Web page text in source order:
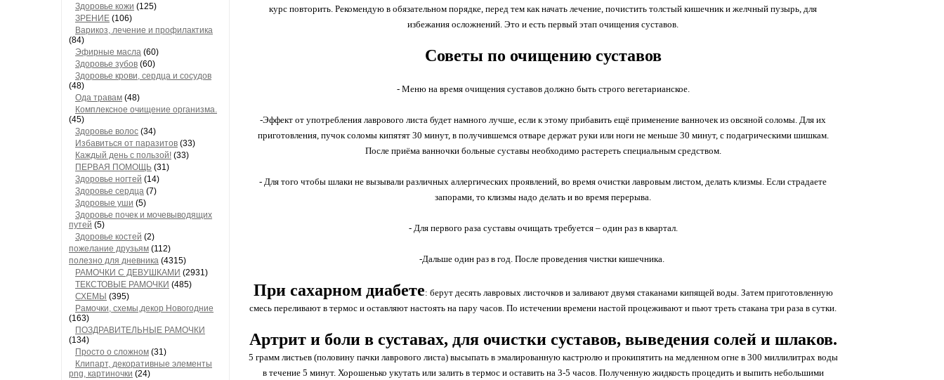
Здоровье кожи (125)
ЗРЕНИЕ (106)
Варикоз, лечение и профилактика
(84)
Эфирные масла (60)
Здоровье зубов (60)
Здоровье крови, сердца и сосудов
(48)
Ода травам (48)
Комплексное очищение организма.
(45)
Здоровье волос (34)
Избавиться от паразитов (33)
Каждый день с пользой! (33)
ПЕРВАЯ ПОМОЩЬ (31)
Здоровье ногтей (14)
Здоровье сердца (7)
Здоровые уши (5)
Здоровье почек и мочевыводящих
путей (5)
Здоровье костей (2)
пожелание друзьям (112)
полезно для дневника (4315)
РАМОЧКИ С ДЕВУШКАМИ (2931)
ТЕКСТОВЫЕ РАМОЧКИ (485)
СХЕМЫ (395)
Рамочки, схемы,декор Новогодние
(163)
ПОЗДРАВИТЕЛЬНЫЕ РАМОЧКИ
(134)
Просто о сложном (31)
Клипарт, декоративные элементы
png, картиночки (24)
курс повторить. Рекомендую в обязательном порядке, перед тем как начать лечение, почистить толстый кишечник и желчный пузырь, для
избежания осложнений. Это и есть первый этап очищения суставов.
Советы по очищению суставов
- Меню на время очищения суставов должно быть строго вегетарианское.
-Эффект от употребления лаврового листа будет намного лучше, если к этому прибавить ещё применение ванночек из овсяной соломы. Для их
приготовления, пучок соломы кипятят 30 минут, в получившемся отваре держат руки или ноги не меньше 30 минут, с подагрическими шишкам.
После приёма ванночки больные суставы необходимо растереть специальным средством.
- Для того чтобы шлаки не вызывали различных аллергических проявлений, во время очистки лавровым листом, делать клизмы. Если страдаете
запорами, то клизмы надо делать и во время перерыва.
- Для первого раза суставы очищать требуется – один раз в квартал.
-Дальше один раз в год. После проведения чистки кишечника.
При сахарном диабете: берут десять лавровых листочков и заливают двумя стаканами кипящей воды. Затем приготовленную
смесь переливают в термос и оставляют настоять на пару часов. По истечении времени настой процеживают и пьют треть стакана три раза в сутки.
Артрит и боли в суставах, для очистки суставов, выведения солей и шлаков.
5 грамм листьев (половину пачки лаврового листа) высыпать в эмалированную кастрюлю и прокипятить на медленном огне в 300 миллилитрах воды
в течение 5 минут. Хорошенько укутать или залить в термос и оставить на 3-5 часов. Полученную жидкость процедить и выпить небольшими